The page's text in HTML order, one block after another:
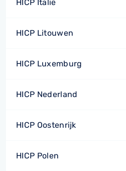
HICP Italië
HICP Litouwen
HICP Luxemburg
HICP Nederland
HICP Oostenrijk
HICP Polen